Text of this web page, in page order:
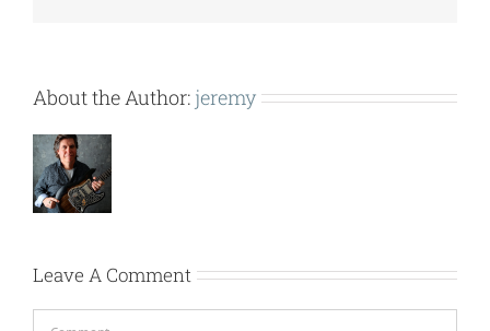
About the Author: jeremy
Leave A Comment